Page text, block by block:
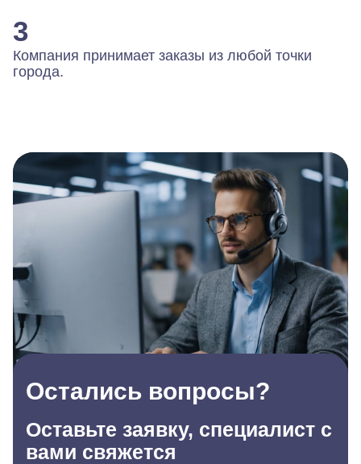
3
Компания принимает заказы из любой точки
города.
Остались вопросы?
Оставьте заявку, специалист с
вами свяжется